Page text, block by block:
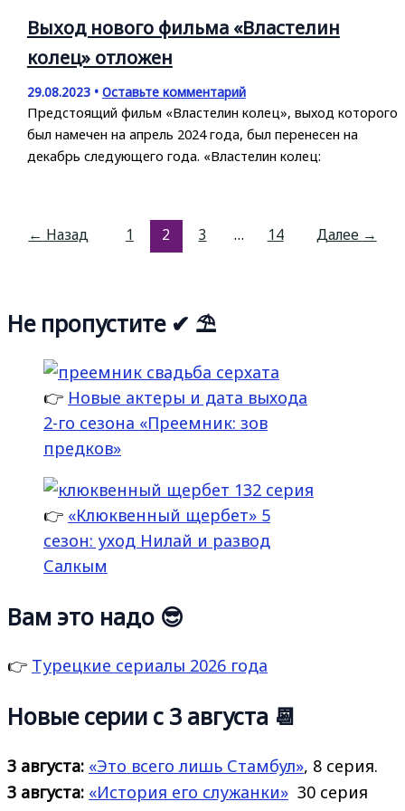
Выход нового фильма «Властелин
колец» отложен
29.08.2023 • Оставьте комментарий
Предстоящий фильм «Властелин колец», выход которого
был намечен на апрель 2024 года, был перенесен на
декабрь следующего года. «Властелин колец:
← Назад 1 2 3 … 14 Далее →
Не пропустите ✔ ⛱
👉 Новые актеры и дата выхода
2-го сезона «Преемник: зов
предков»
👉 «Клюквенный щербет» 5
сезон: уход Нилай и развод
Салкым
Вам это надо 😎
👉 Турецкие сериалы 2026 года
Новые серии с 3 августа 📆
3 августа: «Это всего лишь Стамбул», 8 серия.
3 августа: «История его служанки» 30 серия